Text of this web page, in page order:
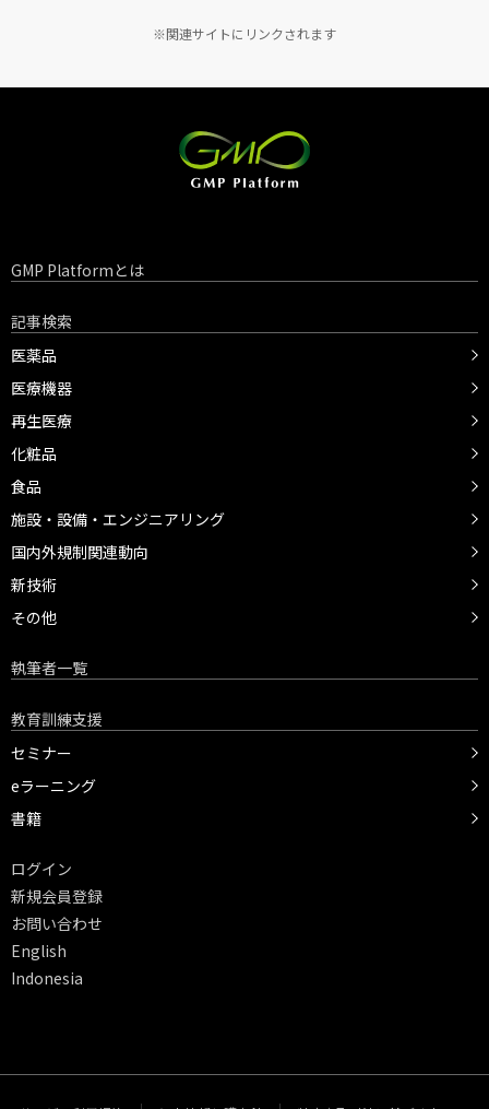
※関連サイトにリンクされます
GMP Platformとは
記事検索
医薬品
医療機器
再生医療
化粧品
食品
施設・設備・エンジニアリング
国内外規制関連動向
新技術
その他
執筆者一覧
教育訓練支援
セミナー
eラーニング
書籍
ログイン
新規会員登録
お問い合わせ
English
Indonesia